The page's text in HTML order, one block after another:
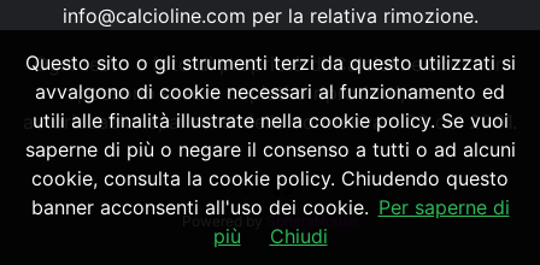
info@calcioline.com per la relativa rimozione.
Ogni testo e foto di proprietà di Calcioline.com non
possono essere copiati o riprodotti, senza
autorizzazione, ai sensi della normativa n.29 del 2001.
Powered by SpheraHouse
Questo sito o gli strumenti terzi da questo utilizzati si
avvalgono di cookie necessari al funzionamento ed
utili alle finalità illustrate nella cookie policy. Se vuoi
saperne di più o negare il consenso a tutti o ad alcuni
cookie, consulta la cookie policy. Chiudendo questo
banner acconsenti all'uso dei cookie. Per saperne di
più
Chiudi